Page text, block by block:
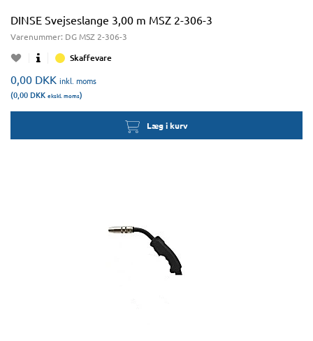
DINSE Svejseslange 3,00 m MSZ 2-306-3
Varenummer: DG MSZ 2-306-3
Skaffevare
0,00 DKK inkl. moms
(0,00 DKK ekskl. moms)
Læg i kurv